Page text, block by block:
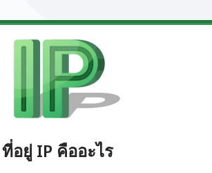
ที่อยู่ IP คืออะไร